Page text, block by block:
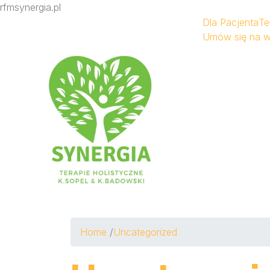
rfmsynergia.pl
Dla Pacjenta
Umów się na
Home /Uncategorized